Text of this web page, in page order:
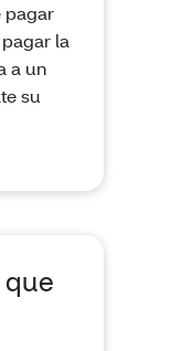
pagar
la
a un
su